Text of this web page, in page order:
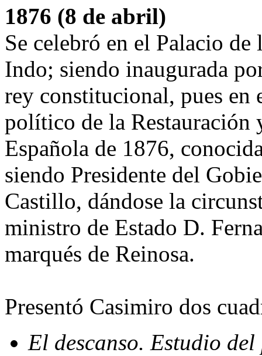
1876 (8 de abril)
Se celebró en el Palacio
Indo; siendo inaugurada
rey constitucional, pues en
político de la Restauración
Española de 1876,
siendo Presidente del
Castillo, dándose la
ministro de Estado D.
marqués de Reinosa.
Presentó Casimiro dos
El descanso. Estudio